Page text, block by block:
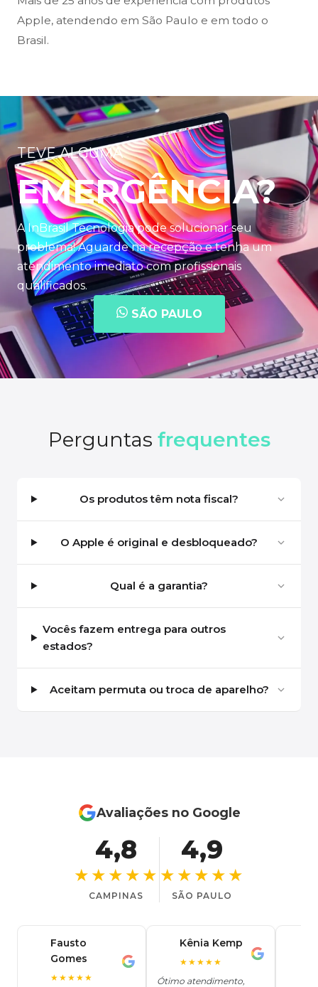
Apple, atendendo em São Paulo e em todo o
Brasil.
TEVE ALGUMA
EMERGÊNCIA?
A InBrasil Tecnologia pode solucionar seu
problema! Aguarde na recepção e tenha um
atendimento imediato com profissionais
qualificados.
SÃO PAULO
Perguntas frequentes
Os produtos têm nota fiscal?
O Apple é original e desbloqueado?
Qual é a garantia?
Vocês fazem entrega para outros
estados?
Aceitam permuta ou troca de aparelho?
Avaliações no Google
4,8
★★★★★
CAMPINAS
4,9
★★★★★
SÃO PAULO
Fausto
Gomes
★★★★★
Kênia Kemp
★★★★★
Ótimo atendimento,